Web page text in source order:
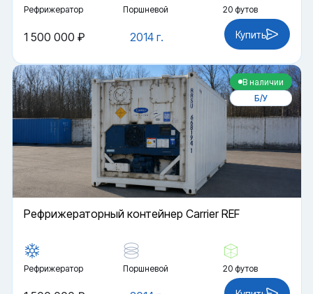
Рефрижератор Поршневой 20 футов
2014 г.
1 500 000 ₽ Купить
В наличии
Б/У
Рефрижераторный контейнер Carrier REF
Рефрижератор Поршневой 20 футов